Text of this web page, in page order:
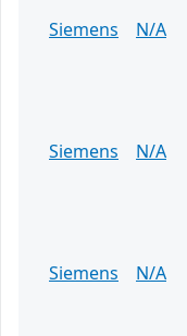
Siemens
N/A
Siemens
N/A
Siemens
N/A